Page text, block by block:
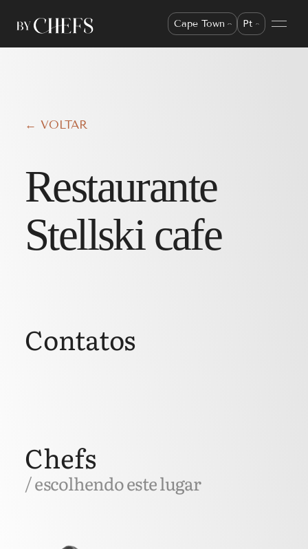
Cape Town Pt
← VOLTAR
Restaurante
Stellski cafe
Chefs
/ escolhendo este lugar
Contatos